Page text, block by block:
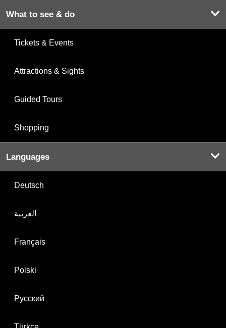
What to see & do
Tickets & Events
Attractions & Sights
Guided Tours
Shopping
Languages
Deutsch
العربية
Français
Polski
Русский